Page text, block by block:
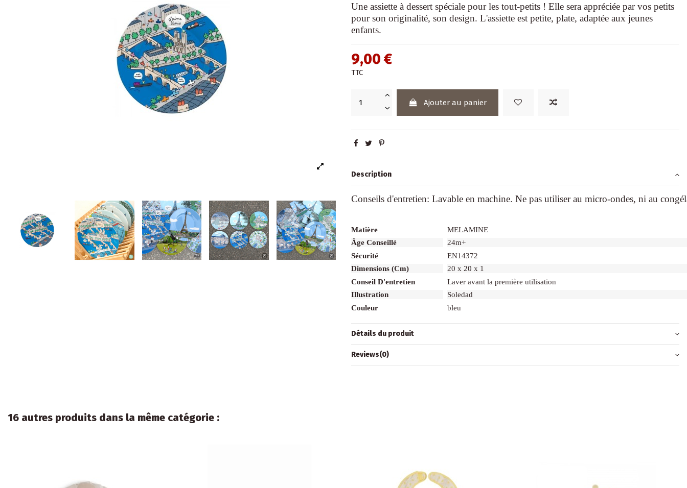
Une assiette à dessert spéciale pour les tout-petits ! Elle sera appréciée par vos petits
pour son originalité, son design. L'assiette est petite, plate, adaptée aux jeunes
enfants.
9,00 €
TTC
Ajouter au panier
Description
Conseils d'entretien: Lavable en machine. Ne pas utiliser au micro-ondes, ni au
Matière
MELAMINE
Âge Conseillé
24m+
Sécurité
EN14372
Dimensions (cm)
20 x 20 x 1
Conseil D'entretien
Laver avant la première utilisation
Illustration
Soledad
Couleur
bleu
Détails du produit
Reviews(0)
16 autres produits dans la même catégorie :